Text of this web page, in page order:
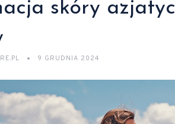
skóry
9 GRUDNIA 2024